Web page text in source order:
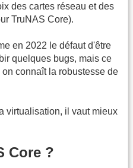
des cartes réseau et des
TruNAS Core).
en 2022 le défaut d'être
quelques bugs, mais ce
connaît la robustesse de
virtualisation, il vaut mieux
Core ?